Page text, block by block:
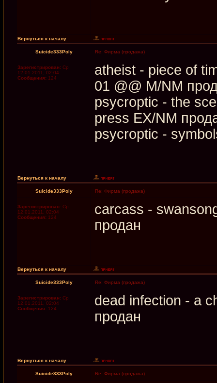
Вернуться к началу
Suicide333Poly Re: Фирма (продажа)
Зарегистрирован: Ср
12.01.2011, 02:04
Сообщения: 124
atheist - piece of
01 @@ M/NM
psycroptic - the
press EX/NM
psycroptic -
Вернуться к началу
Suicide333Poly Re: Фирма (продажа)
Зарегистрирован: Ср
12.01.2011, 02:04
Сообщения: 124
carcass -
продан
Вернуться к началу
Suicide333Poly Re: Фирма (продажа)
Зарегистрирован: Ср
12.01.2011, 02:04
Сообщения: 124
dead infection - a
продан
Вернуться к началу
Suicide333Poly Re: Фирма (продажа)